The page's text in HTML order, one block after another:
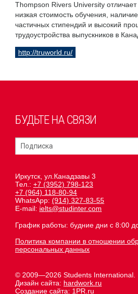
Thompson Rivers University отличает
низкая стоимость обучения, наличие
частичных стипендий и высокий
трудоустройства выпускников в
http://truworld.ru/
БУДЬТЕ НА СВЯЗИ
Иркутск, ул.Канадзавы 3
Тел.: +7 (3952) 798-123
+7 (964) 118-80-94
WhatsApp: (914) 327-83-55
E-mail: ielts@studinter.com
График работы: будние дни с 8:00
Политика компании в отношении
персональных данных
© 2009—2026 Students International.
Дизайн сайта: hardwork.ru
Создание сайта: 1PR.ru